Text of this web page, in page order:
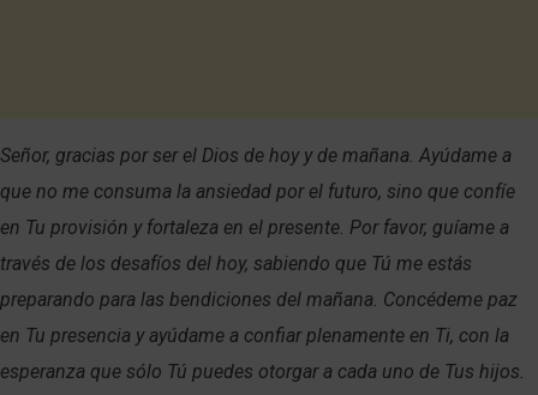
Señor, gracias por ser el Dios de hoy y de mañana. Ayúdame a
que no me consuma la ansiedad por el futuro, sino que confíe
en Tu provisión y fortaleza en el presente. Por favor, guíame a
través de los desafíos del hoy, sabiendo que Tú me estás
preparando para las bendiciones del mañana. Concédeme paz
en Tu presencia y ayúdame a confiar plenamente en Ti, con la
esperanza que sólo Tú puedes otorgar a cada uno de Tus hijos.